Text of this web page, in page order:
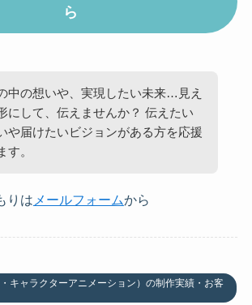
ら
中の想いや、実現したい未来…見え
にして、伝えませんか？ 伝えたい
や届けたいビジョンがある方を応援
す。
りは メールフォームから
キャラクターアニメーション）の制作実績・お客